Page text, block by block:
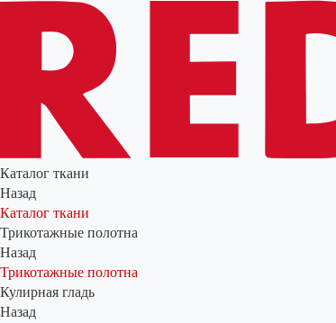
Каталог ткани
Назад
Каталог ткани
Трикотажные полотна
Назад
Трикотажные полотна
Кулирная гладь
Назад